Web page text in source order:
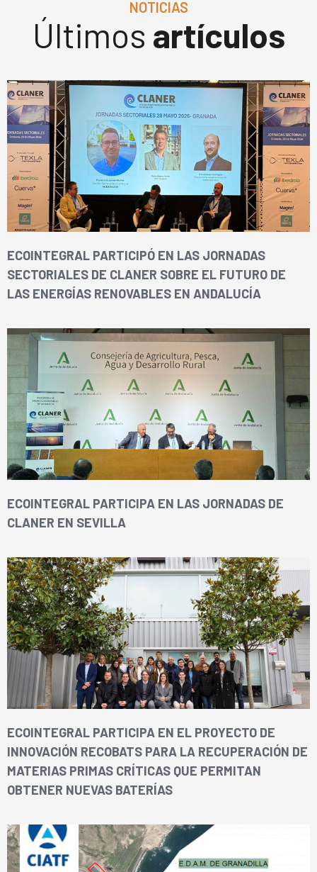
NOTICIAS
Últimos artículos
ECOINTEGRAL PARTICIPÓ EN LAS JORNADAS
SECTORIALES DE CLANER SOBRE EL FUTURO DE
LAS ENERGÍAS RENOVABLES EN ANDALUCÍA
ECOINTEGRAL PARTICIPA EN LAS JORNADAS DE
CLANER EN SEVILLA
ECOINTEGRAL PARTICIPA EN EL PROYECTO DE
INNOVACIÓN RECOBATS PARA LA RECUPERACIÓN DE
MATERIAS PRIMAS CRÍTICAS QUE PERMITAN
OBTENER NUEVAS BATERÍAS